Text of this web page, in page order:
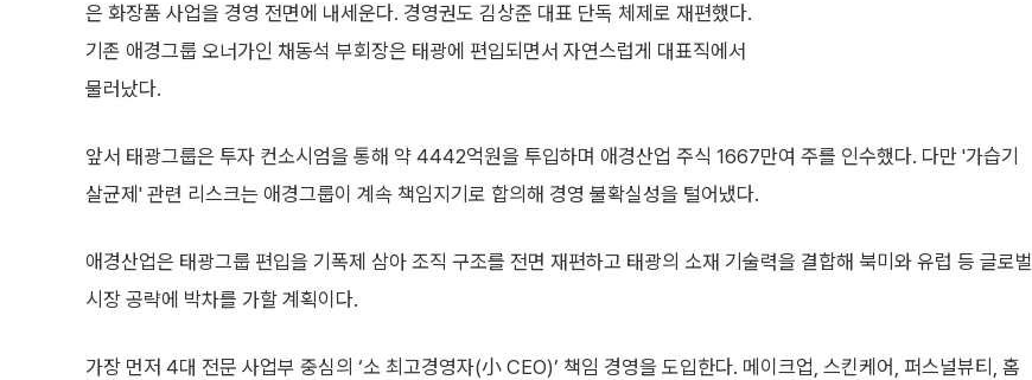
은 화장품 사업을 경영 전면에 내세운다. 경영권도 김상준 대표 단독 체제로 재편했다.
기존 애경그룹 오너가인 채동석 부회장은 태광에 편입되면서 자연스럽게 대표직에서
물러났다.
앞서 태광그룹은 투자 컨소시엄을 통해 약 4442억원을 투입하며 애경산업 주식 1667만여 주를 인수했다. 다만 '가습기
살균제' 관련 리스크는 애경그룹이 계속 책임지기로 합의해 경영 불확실성을 털어냈다.
애경산업은 태광그룹 편입을 기폭제 삼아 조직 구조를 전면 재편하고 태광의 소재 기술력을 결합해 북미와 유럽 등 글로벌
시장 공략에 박차를 가할 계획이다.
가장 먼저 4대 전문 사업부 중심의 ‘소 최고경영자(小 CEO)’ 책임 경영을 도입한다. 메이크업, 스킨케어, 퍼스널뷰티, 홈